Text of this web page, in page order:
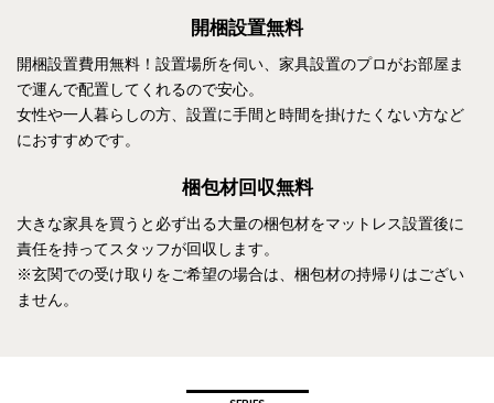
開梱設置無料
開梱設置費用無料！設置場所を伺い、家具設置のプロがお部屋ま
で運んで配置してくれるので安心。
女性や一人暮らしの方、設置に手間と時間を掛けたくない方など
におすすめです。
梱包材回収無料
大きな家具を買うと必ず出る大量の梱包材をマットレス設置後に
責任を持ってスタッフが回収します。
※玄関での受け取りをご希望の場合は、梱包材の持帰りはござい
ません。